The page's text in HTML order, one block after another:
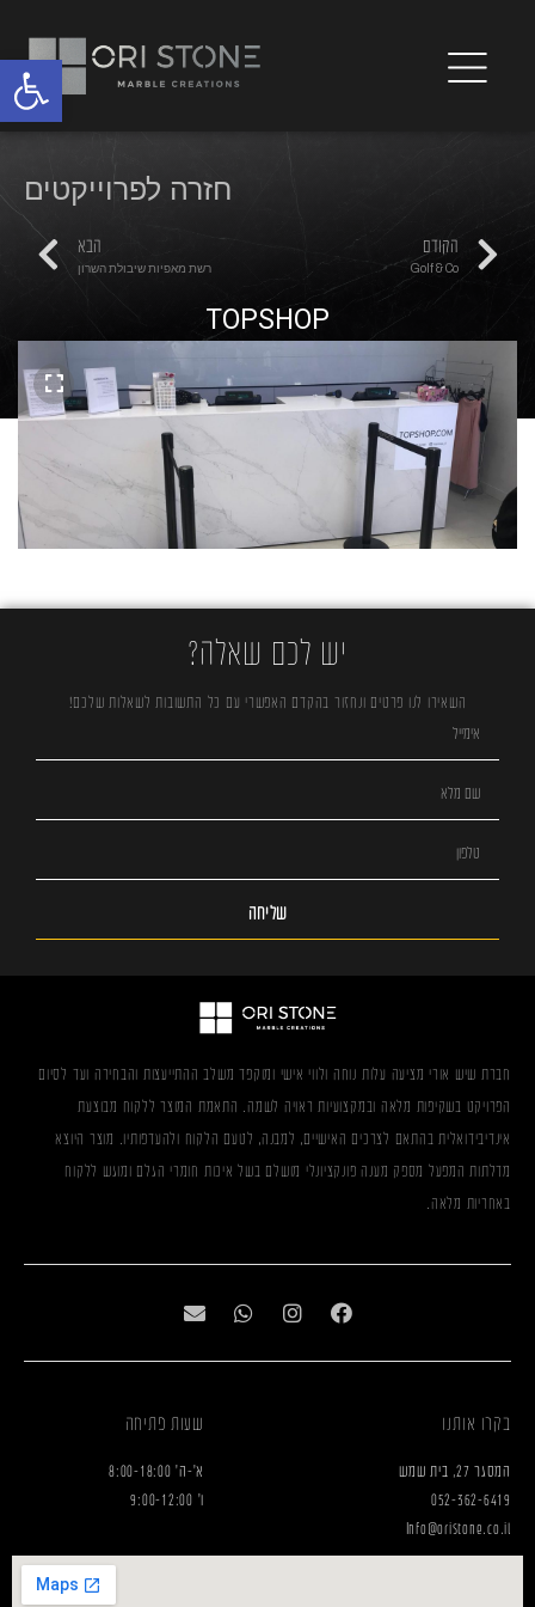
חזרה לפרוייקטים
הקודם
Golf & Co
הבא
רשת מאפיות שיבולת השרון
TOPSHOP
יש לכם שאלה?
השאירו לנו פרטים ונחזור בהקדם האפשרי עם כל התשובות לשאלות שלכם!
שליחה
חברת שיש אורי מציעה עלות נוחה ולווי אישי ומוקפד משלב ההתייעצות והבחירה ועד לסיום
הפרויקט בשקיפות מלאה ובמקצועיות ראויה לשמה. התאמת המוצר ללקוח מבוצעת
אינדיבידואלית בהתאם לצרכים האישיים, למבנה, לטעם הלקוח ולהעדפותיו. מוצר היוצא
מדלתות המפעל מספק מענה פונקציונלי מושלם בשל איכות חומרי הגלם ומוגש ללקוח
באחריות מלאה.
בקרו אותנו
המסגר 27, בית שמש
052-362-6419
Info@oristone.co.il
שעות פתיחה
א'-ה' 8:00-18:00
ו' 9:00-12:00